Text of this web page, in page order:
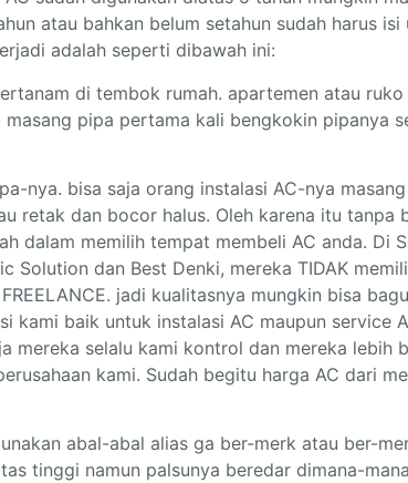
atau bahkan belum setahun sudah harus
adalah seperti dibawah ini:
di tembok rumah. apartemen atau
pipa pertama kali bengkokin pipanya
nya. bisa saja orang instalasi AC-nya
retak dan bocor halus. Oleh karena itu tanpa
dalam memilih tempat membeli AC anda. Di
Solution dan Best Denki, mereka TIDAK
jadi kualitasnya mungkin bisa
kami baik untuk instalasi AC maupun service
mereka selalu kami kontrol dan mereka lebih
kami. Sudah begitu harga AC dari
abal-abal alias ga ber-merk atau ber-
tinggi namun palsunya beredar dimana-